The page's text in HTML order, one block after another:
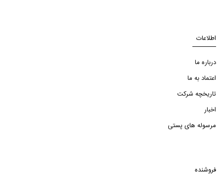
اطلاعات
درباره ما
اعتماد به ما
تاریخچه شرکت
اخبار
مرسوله های پستی
فروشنده